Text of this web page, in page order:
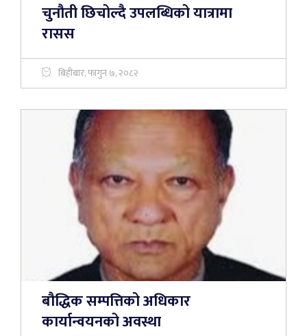
चुनौती छिचोल्दै उपलब्धिको यात्रामा
रासस
बिहीबार, फागुन ७, २०८२
बौद्धिक सम्पत्तिको अधिकार
कार्यान्वयनको अवस्था